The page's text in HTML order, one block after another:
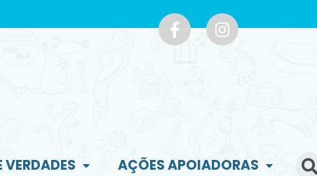
VERDADES AÇÕES APOIADORAS